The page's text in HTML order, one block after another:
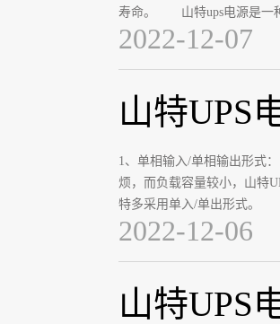
寿命。 山特ups电源是一
2022-12-07
山特UPS
1、单相输入/单相输出形式
烦，而负载容量较小，山特
特多采用单入/单出形式。
2022-12-06
山特UPS